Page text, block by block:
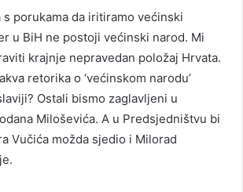
s porukama da iritiramo većinski
u BiH ne postoji većinski narod. Mi
krajnje nepravedan položaj Hrvata.
retorika o ‘većinskom narodu’
Ostali bismo zaglavljeni u
Miloševića. A u Predsjedništvu bi
Vučića možda sjedio i Milorad